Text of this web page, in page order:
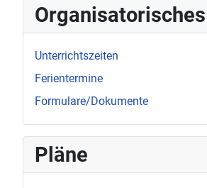
Organisatorisches
Unterrichtszeiten
Ferientermine
Formulare/Dokumente
Pläne